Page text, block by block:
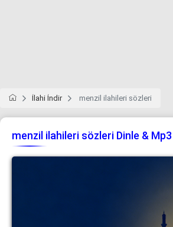
İlahi İndir menzil ilahileri sözleri
menzil ilahileri sözleri Dinle &